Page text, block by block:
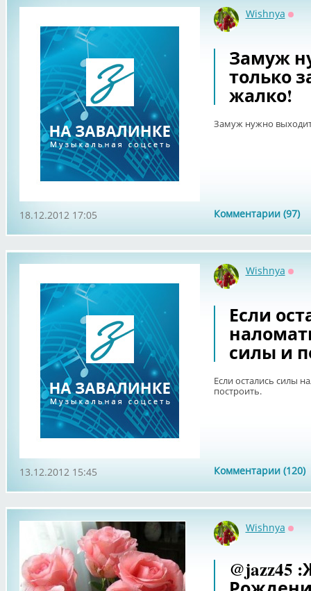
Wishnya
Замуж
только
жалко!
Замуж нужно
Комментарии (97)
18.12.2012 17:05
Wishnya
Если
силы и
Если остались силы
построить.
Комментарии (120)
13.12.2012 15:45
Wishnya